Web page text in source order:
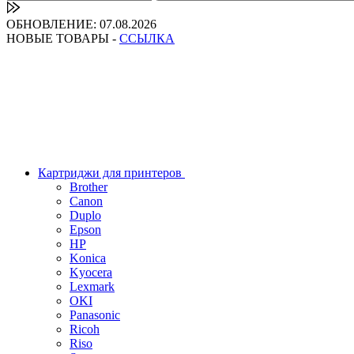
ОБНОВЛЕНИЕ: 07.08.2026
НОВЫЕ ТОВАРЫ - ССЫЛКА
Картриджи для принтеров
Brother
Canon
Duplo
Epson
HP
Konica
Kyocera
Lexmark
OKI
Panasonic
Ricoh
Riso